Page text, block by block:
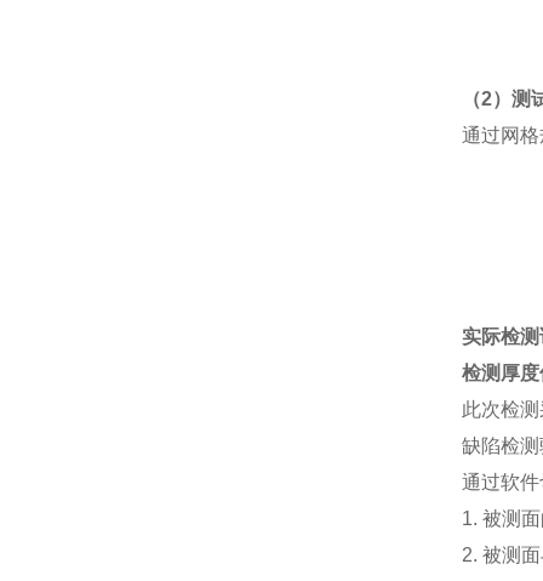
（2）测
通过网
实际检
检测厚
此次检
缺陷检
通过软
1. 被测
2. 被测